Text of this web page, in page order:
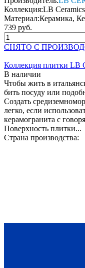
Коллекция:LB
Материал:Керамика,
739 руб.
СНЯТО С
Коллекция плитки LB
В наличии
Чтобы жить в
бить посуду или
Создать
легко, если
керамогранита с
Поверхность плитки...
Страна производства: